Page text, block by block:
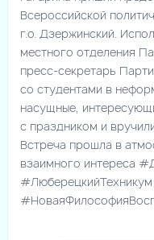
Всероссийской
г.о. Дзержинский.
местного отделения
пресс-секретарь
со студентами в
насущные,
с праздником и
Встреча прошла в
взаимного интереса